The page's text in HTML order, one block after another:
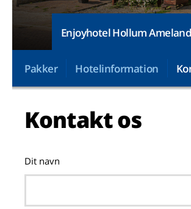
Enjoyhotel Hollum Ameland
Pakker Hotelinformation
Kontakt os
Dit navn